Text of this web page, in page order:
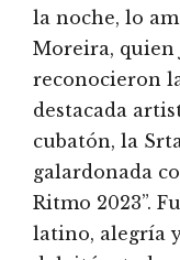
la noche, lo
Moreira, quien
reconocieron
destacada
cubatón, la
galardonada
Ritmo 2023”.
latino, alegría